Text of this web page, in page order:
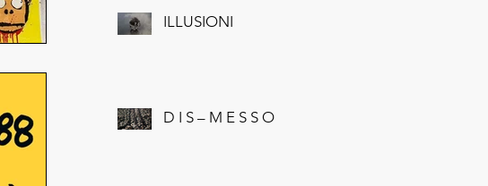
ILLUSIONI
D I S – M E S S O